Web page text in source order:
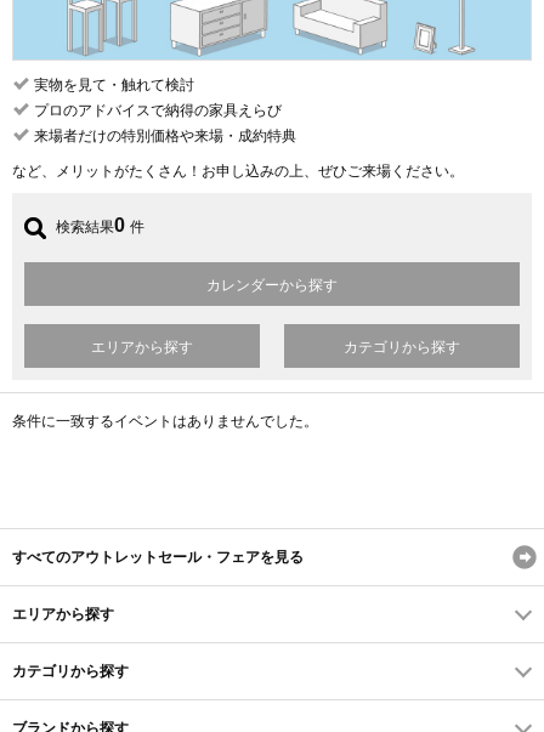
実物を見て・触れて検討
プロのアドバイスで納得の家具えらび
来場者だけの特別価格や来場・成約特典
など、メリットがたくさん！お申し込みの上、ぜひご来場ください。
検索結果0 件
カレンダーから探す
エリアから探す カテゴリから探す
条件に一致するイベントはありませんでした。
すべてのアウトレットセール・フェアを見る
エリアから探す
カテゴリから探す